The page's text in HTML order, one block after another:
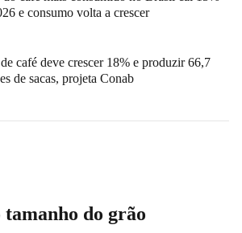
e consumo volta a crescer
café deve crescer 18% e produzir 66,7
de sacas, projeta Conab
do grão